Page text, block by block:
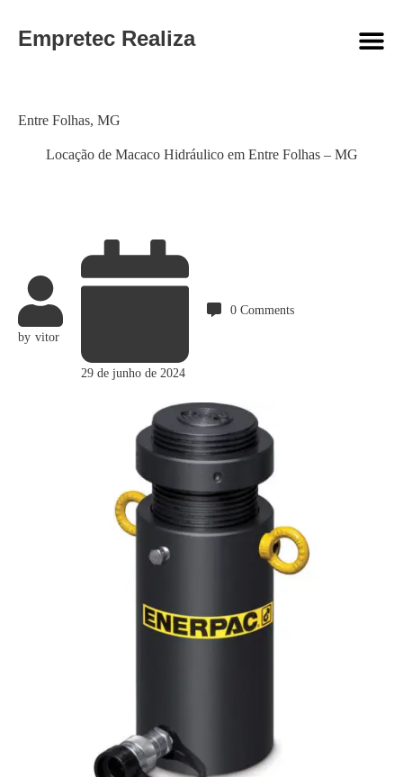
Empretec Realiza
Locação de Macaco Hidráulico em Entre Folhas – MG
Category
Entre Folhas, MG
by vitor
29 de junho de 2024
0 Comments